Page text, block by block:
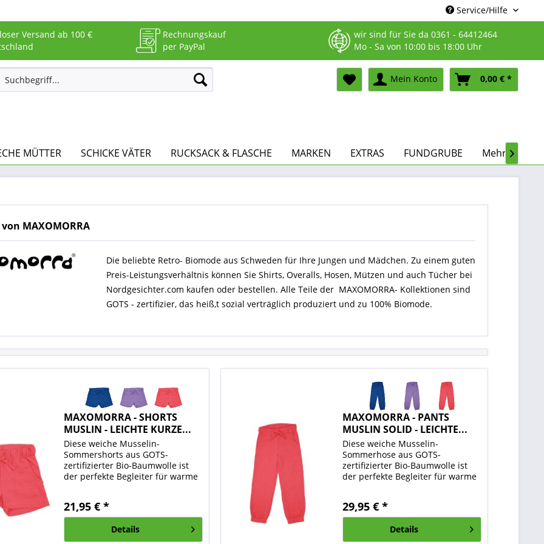
Service/Hilfe
Versand ab 100 €
Rechnungskauf
per PayPal
wir sind für Sie da 0361 - 64412464
Mo - Sa von 10:00 bis 18:00 Uhr
Mein Konto 0,00 € *
MÜTTER SCHICKE VÄTER RUCKSACK & FLASCHE MARKEN EXTRAS FUNDGRUBE Mehr...

MAXOMORRA
Die beliebte Retro- Biomode aus Schweden für Ihre Jungen und Mädchen. Zu einem guten
Preis-Leistungsverhältnis können Sie Shirts, Overalls, Hosen, Mützen und auch Tücher bei
Nordgesichter.com kaufen oder bestellen. Alle Teile der MAXOMORRA- Kollektionen sind
GOTS - zertifizier, das heiß,t sozial verträglich produziert und zu 100% Biomode.
MAXOMORRA - SHORTS
MUSLIN - LEICHTE KURZE...
Diese weiche Musselin-
Sommershorts aus GOTS-
zertifizierter Bio-Baumwolle ist
der perfekte Begleiter für warme
luftiges Tragegefühl und bietet
optimalen Komfort – ideal für...
21,95 € *
Details
MAXOMORRA - PANTS
MUSLIN SOLID - LEICHTE...
Diese weiche Musselin-
Sommerhose aus GOTS-
zertifizierter Bio-Baumwolle ist
der perfekte Begleiter für warme
luftiges Tragegefühl und bietet
optimalen Komfort – ideal für...
29,95 € *
Details